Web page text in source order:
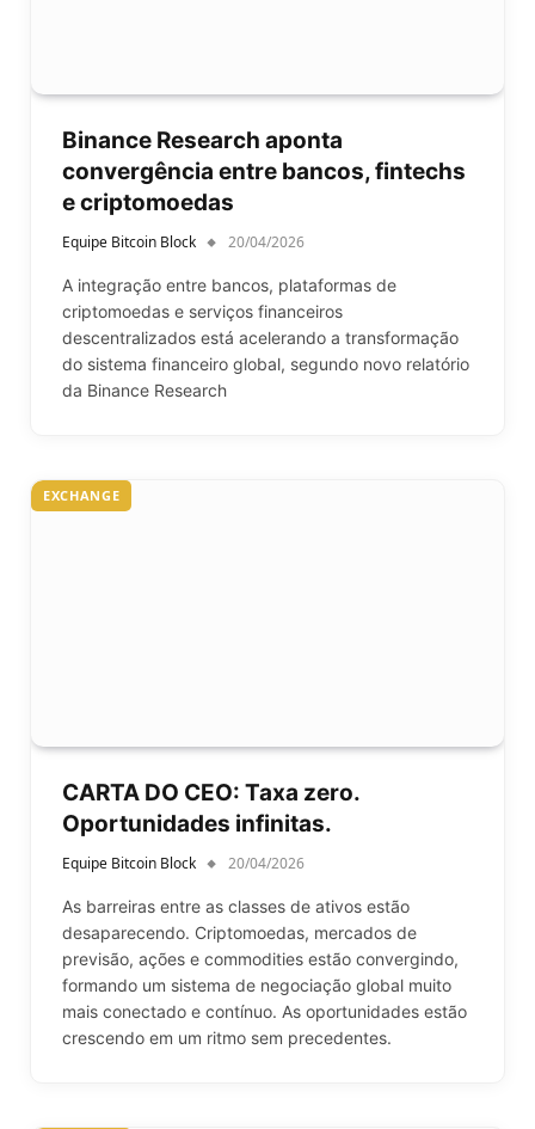
Binance Research aponta
convergência entre bancos, fintechs
e criptomoedas
Equipe Bitcoin Block 20/04/2026
A integração entre bancos, plataformas de
criptomoedas e serviços financeiros
descentralizados está acelerando a transformação
do sistema financeiro global, segundo novo relatório
da Binance Research
EXCHANGE
CARTA DO CEO: Taxa zero.
Oportunidades infinitas.
Equipe Bitcoin Block 20/04/2026
As barreiras entre as classes de ativos estão
desaparecendo. Criptomoedas, mercados de
previsão, ações e commodities estão convergindo,
formando um sistema de negociação global muito
mais conectado e contínuo. As oportunidades estão
crescendo em um ritmo sem precedentes.